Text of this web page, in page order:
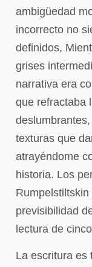
ambigüedad
incorrecto no
definidos,
grises
narrativa era
que refractaba
texturas que
atrayéndome
historia. Los
previsibilidad
lectura de
La escritura es